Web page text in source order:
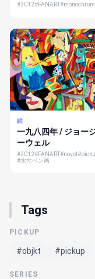
#2012#FANART
絵
一九八四年 / ジョー
ーウェル
#2012#FANART#novel
#水性ペン画
Tags
PICKUP
#objkt #pickup
SERIES